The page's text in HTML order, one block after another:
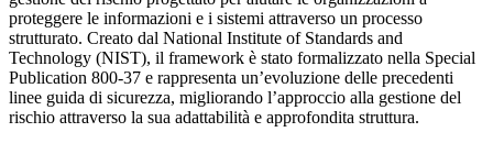
proteggere le informazioni e i sistemi attraverso un processo
strutturato. Creato dal National Institute of Standards and
Technology (NIST), il framework è stato formalizzato nella Special
Publication 800-37 e rappresenta un’evoluzione delle precedenti
linee guida di sicurezza, migliorando l’approccio alla gestione del
rischio attraverso la sua adattabilità e approfondita struttura.